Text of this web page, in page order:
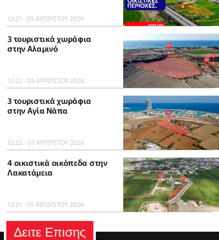
12:21 - 05 ΑΥΓΟΥΣΤΟΥ 2026
3 τουριστικά χωράφια
στην Αλαμινό
12:22 - 05 ΑΥΓΟΥΣΤΟΥ 2026
3 τουριστικά χωράφια
στην Αγία Νάπα
12:22 - 05 ΑΥΓΟΥΣΤΟΥ 2026
4 οικιστικά οικόπεδα στην
Λακατάμεια
12:21 - 05 ΑΥΓΟΥΣΤΟΥ 2026
Δειτε Επισης